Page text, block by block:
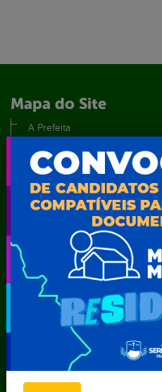
Mapa do Site
A Prefeita
Agendamento CastroMóvel
Cadastro Cultural
Contato
Dados abertos
Feriados e Pontos Facultativos
Notícias
Resultado de Exames
Serviços digitais
Telefones Úteis
Vice-Prefeito
Secretarias